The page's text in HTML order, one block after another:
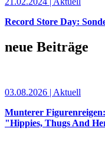
Record Store Day:
neue Beiträge
03.08.2026 | Aktuell
Munterer
"Hippies, Thugs And